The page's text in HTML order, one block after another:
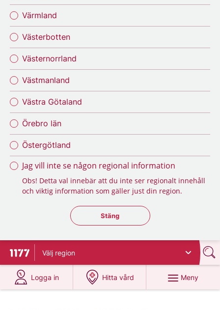
Värmland
Västerbotten
Västernorrland
Västmanland
Västra Götaland
Örebro län
Östergötland
Jag vill inte se någon regional information
Obs! Detta val innebär att du inte ser regionalt innehåll
och viktig information som gäller just din region.
Stäng regionsväljaren
Stäng
Till startsidan för 1177
Välj region
Logga in
på 1177.se
Hitta vård
på 1177.se
Meny